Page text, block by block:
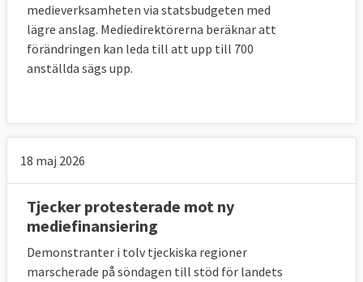
medieverksamheten via statsbudgeten med
lägre anslag. Mediedirektörerna beräknar att
förändringen kan leda till att upp till 700
anställda sägs upp.
18 maj 2026
Tjecker protesterade mot ny
mediefinansiering
Demonstranter i tolv tjeckiska regioner
marscherade på söndagen till stöd för landets